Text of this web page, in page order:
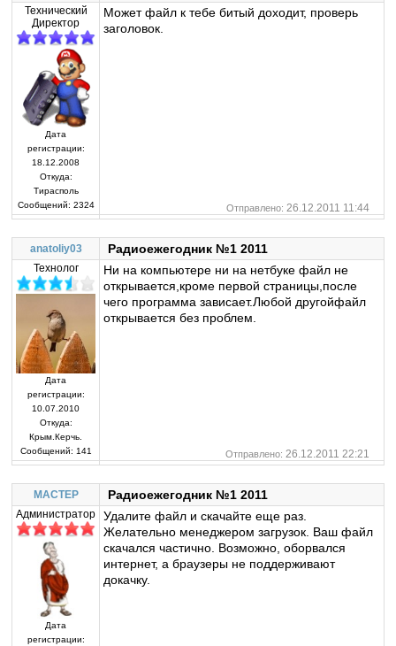
Технический
Директор
Дата
регистрации:
18.12.2008
Откуда:
Тирасполь
Сообщений: 2324
Может файл к тебе битый доходит, проверь
заголовок.
Отправлено: 26.12.2011 11:44
anatoliy03 Радиоежегодник №1 2011
Технолог
Дата
регистрации:
10.07.2010
Откуда:
Крым.Керчь.
Сообщений: 141
Ни на компьютере ни на нетбуке файл не
открывается,кроме первой страницы,после
чего программа зависает.Любой другойфайл
открывается без проблем.
Отправлено: 26.12.2011 22:21
MACTEP Радиоежегодник №1 2011
Администратор
Дата
регистрации:
Удалите файл и скачайте еще раз.
Желательно менеджером загрузок. Ваш файл
скачался частично. Возможно, оборвался
интернет, а браузеры не поддерживают
докачку.